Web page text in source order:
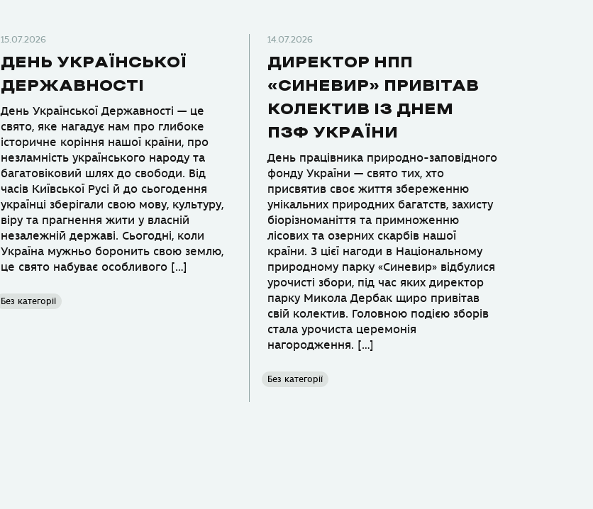
15.07.2026
ДЕНЬ УКРАЇНСЬКОЇ
ДЕРЖАВНОСТІ
День Української Державності — це
свято, яке нагадує нам про глибоке
історичне коріння нашої країни, про
незламність українського народу та
багатовіковий шлях до свободи. Від
часів Київської Русі й до сьогодення
українці зберігали свою мову, культуру,
віру та прагнення жити у власній
незалежній державі. Сьогодні, коли
Україна мужньо боронить свою землю,
це свято набуває особливого […]
Без категорії
14.07.2026
ДИРЕКТОР НПП
«СИНЕВИР» ПРИВІТАВ
КОЛЕКТИВ ІЗ ДНЕМ
ПЗФ УКРАЇНИ
День працівника природно-заповідного
фонду України — свято тих, хто
присвятив своє життя збереженню
унікальних природних багатств, захисту
біорізноманіття та примноженню
лісових та озерних скарбів нашої
країни. З цієї нагоди в Національному
природному парку «Синевир» відбулися
урочисті збори, під час яких директор
парку Микола Дербак щиро привітав
свій колектив. Головною подією зборів
стала урочиста церемонія
нагородження. […]
Без категорії